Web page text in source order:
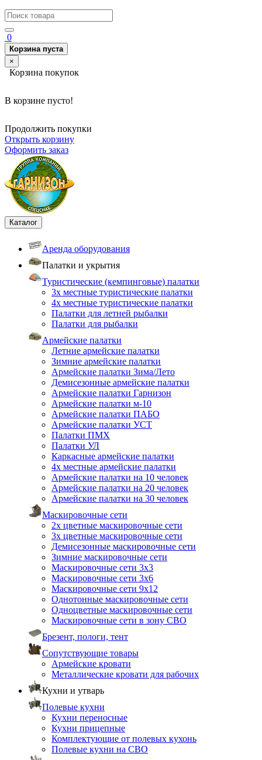
0
Корзина пуста
×
Корзина покупок
В корзине пусто!
Продолжить покупки
Открыть корзину
Оформить заказ
Каталог
Аренда оборудования
Палатки и укрытия
Туристические (кемпинговые) палатки
3х местные туристические палатки
4х местные туристические палатки
Палатки для летней рыбалки
Палатки для рыбалки
Армейские палатки
Летние армейские палатки
Зимние армейские палатки
Армейские палатки Зима/Лето
Демисезонные армейские палатки
Армейские палатки Гарнизон
Армейские палатки м-10
Армейские палатки ПАБО
Армейские палатки УСТ
Палатки ПМХ
Палатки УЛ
Каркасные армейские палатки
4х местные армейские палатки
Армейские палатки на 10 человек
Армейские палатки на 20 человек
Армейские палатки на 30 человек
Маскировочные сети
2х цветные маскировочные сети
3х цветные маскировочные сети
Демисезонные маскировочные сети
Зимние маскировочные сети
Маскировочные сети 3х3
Маскировочные сети 3х6
Маскировочные сети 9х12
Однотонные маскировочные сети
Одноцветные маскировочные сети
Маскировочные сети в зону СВО
Брезент, пологи, тент
Сопутствующие товары
Армейские кровати
Металлические кровати для рабочих
Кухни и утварь
Полевые кухни
Кухни переносные
Кухни прицепные
Комплектующие от полевых кухонь
Полевые кухни на СВО